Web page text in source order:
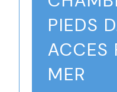
PIEDS
ACCES
MER